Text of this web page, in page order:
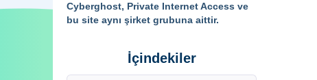
Cyberghost, Private Internet Access ve
bu site aynı şirket grubuna aittir.
İçindekiler